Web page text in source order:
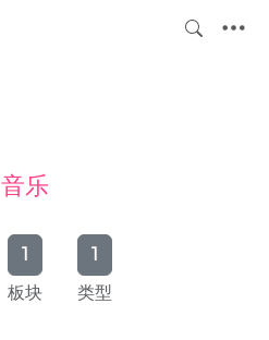
音乐
1
板块
1
类型